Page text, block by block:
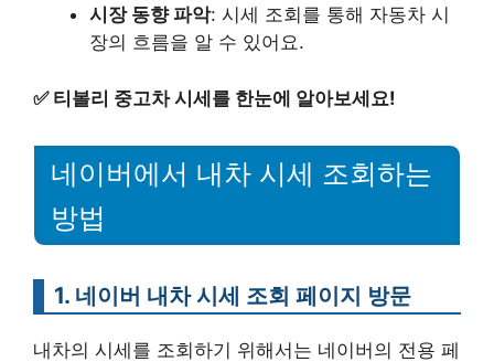
시장 동향 파악: 시세 조회를 통해 자동차 시
장의 흐름을 알 수 있어요.
✅ 티볼리 중고차 시세를 한눈에 알아보세요!
네이버에서 내차 시세 조회하는
방법
1. 네이버 내차 시세 조회 페이지 방문
내차의 시세를 조회하기 위해서는 네이버의 전용 페